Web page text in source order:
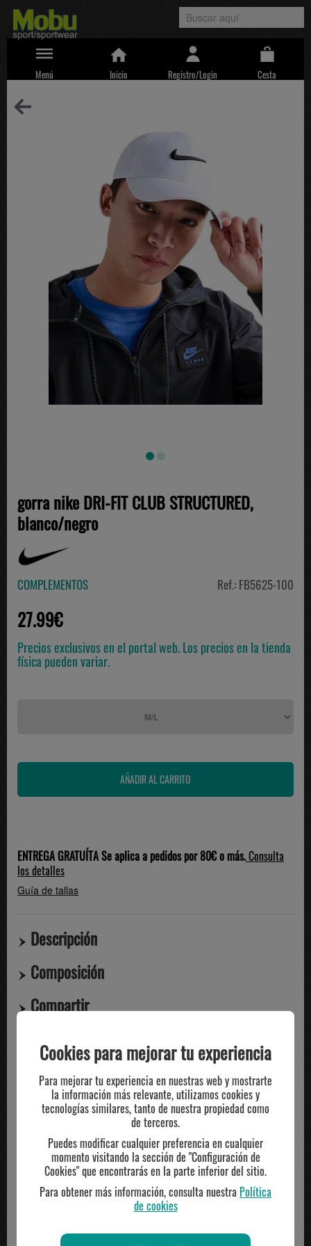
Menú Inicio Registro/Login Cesta
gorra nike DRI-FIT CLUB STRUCTURED,
blanco/negro
COMPLEMENTOS Ref.: FB5625-100
27.99€
Precios exclusivos en el portal web. Los precios en la tienda
física pueden variar.
ENTREGA GRATUÍTA Se aplica a pedidos por 80€ o más.Consulta
los detalles
Guía de tallas
Descripción
Composición
Compartir
TE PUEDE INTERESAR
Cookies para mejorar tu experiencia
Para mejorar tu experiencia en nuestras web y mostrarte
la información más relevante, utilizamos cookies y
tecnologías similares, tanto de nuestra propiedad como
de terceros.
Puedes modificar cualquier preferencia en cualquier
momento visitando la sección de "Configuración de
Cookies" que encontrarás en la parte inferior del sitio.
Para obtener más información, consulta nuestra Política
de cookies